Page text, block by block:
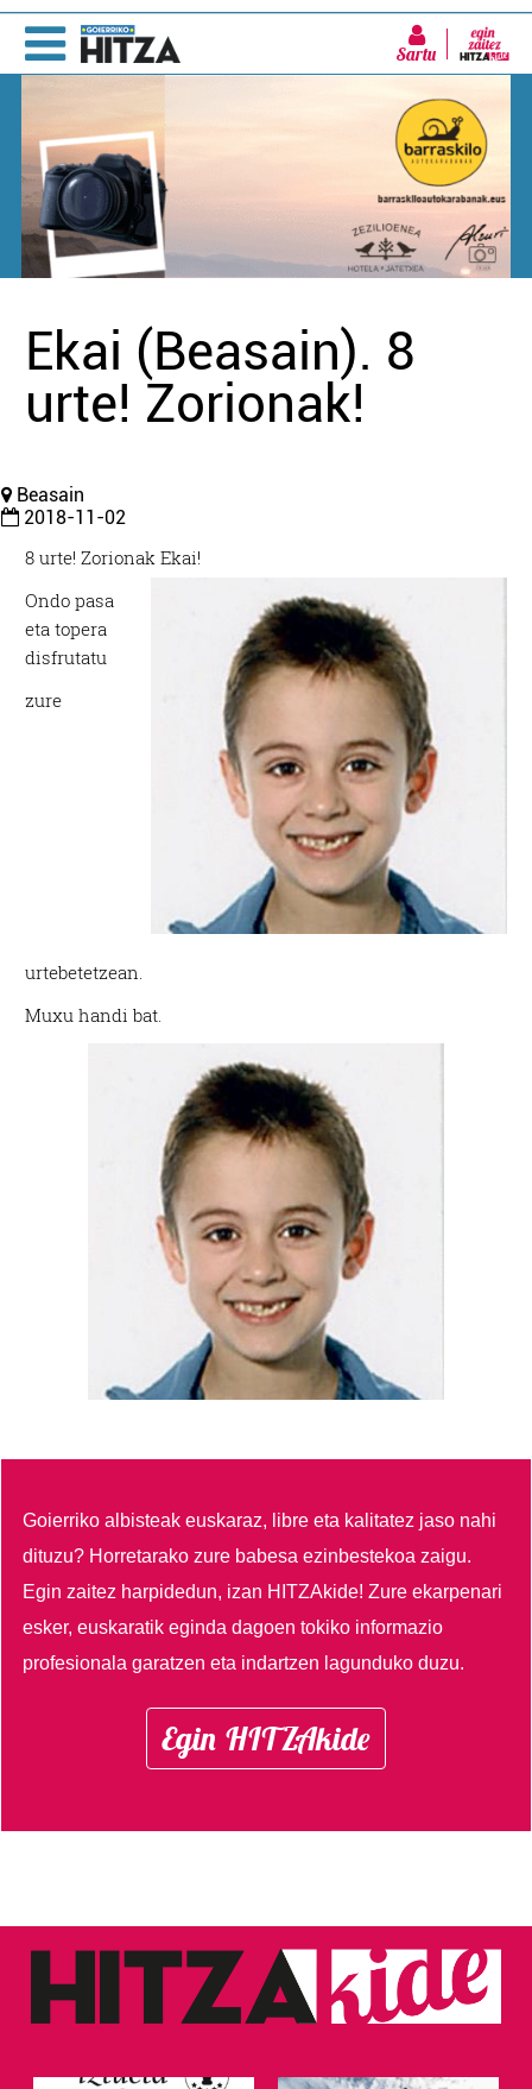
Sartu
Ekai (Beasain). 8
urte! Zorionak!
Beasain
2018-11-02
8 urte! Zorionak Ekai!
Ondo pasa
eta topera
disfrutatu
zure
urtebetetzean.
Muxu handi bat.
Goierriko albisteak euskaraz, libre eta kalitatez jaso nahi
dituzu? Horretarako zure babesa ezinbestekoa zaigu.
Egin zaitez harpidedun, izan HITZAkide!Zure ekarpenari
esker, euskaratik eginda dagoen tokiko informazio
profesionala garatzen eta indartzen lagunduko duzu.
Egin HITZAkide